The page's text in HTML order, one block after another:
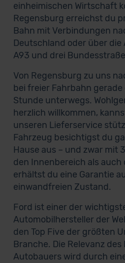
einheimischen Wirtschaft
Regensburg erreichst du
Bahn mit Verbindungen
Deutschland oder über
A93 und drei
Von Regensburg zu uns
bei freier Fahrbahn
Stunde unterwegs.
herzlich willkommen,
unseren Lieferservice
Fahrzeug besichtigst du
Hause aus – und zwar mit
den Innenbereich als auch
erhältst du eine Garantie
einwandfreien Zustand.
Ford ist einer der
Automobilhersteller der
den Top Five der größten
Branche. Die Relevanz
Autobauers wird durch